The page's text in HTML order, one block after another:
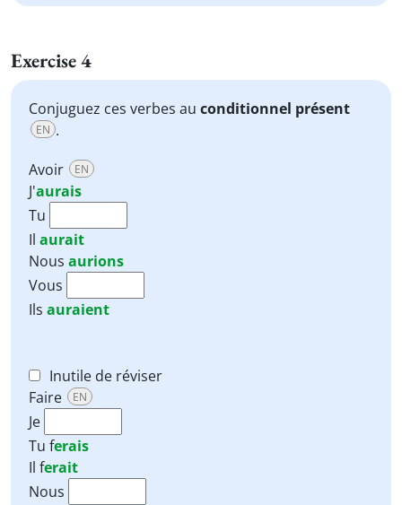
Exercise 4
Conjuguez ces verbes au conditionnel présent
EN .
Avoir
EN
J'aurais
Tu
Il aurait
Nous aurions
Vous
Ils auraient
Inutile de réviser
Faire
EN
Je
Tu ferais
Il ferait
Nous